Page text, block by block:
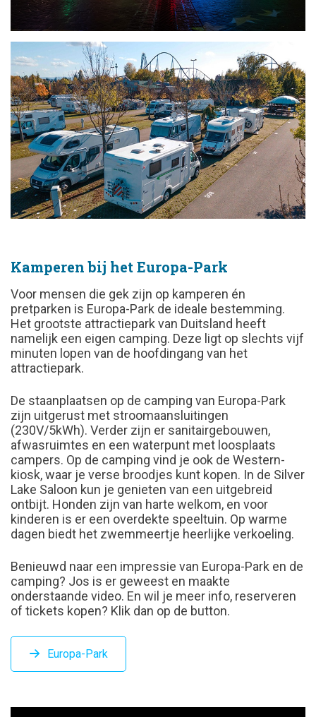
Kamperen bij het Europa-Park
Voor mensen die gek zijn op kamperen én
pretparken is Europa-Park de ideale bestemming.
Het grootste attractiepark van Duitsland heeft
namelijk een eigen camping. Deze ligt op slechts vijf
minuten lopen van de hoofdingang van het
attractiepark.
De staanplaatsen op de camping van Europa-Park
zijn uitgerust met stroomaansluitingen
(230V/5kWh). Verder zijn er sanitairgebouwen,
afwasruimtes en een waterpunt met loosplaats
campers. Op de camping vind je ook de Western-
kiosk, waar je verse broodjes kunt kopen. In de Silver
Lake Saloon kun je genieten van een uitgebreid
ontbijt. Honden zijn van harte welkom, en voor
kinderen is er een overdekte speeltuin. Op warme
dagen biedt het zwemmeertje heerlijke verkoeling.
Benieuwd naar een impressie van Europa-Park en de
camping? Jos is er geweest en maakte
onderstaande video. En wil je meer info, reserveren
of tickets kopen? Klik dan op de button.
Europa-Park